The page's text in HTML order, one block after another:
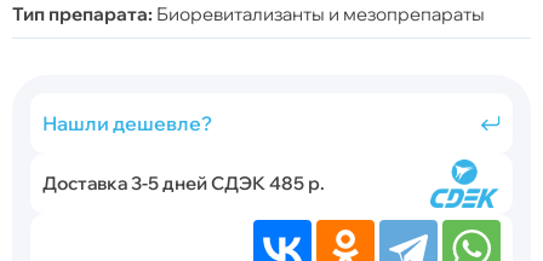
Тип препарата: Биоревитализанты и мезопрепараты
Нашли дешевле?
Доставка 3-5 дней СДЭК 485 р.